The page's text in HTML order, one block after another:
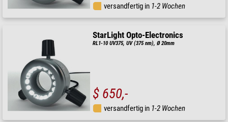
versandfertig in 1-2 Wochen
StarLight Opto-Electronics
RL1-10 UV375, UV (375 nm), Ø 20mm
$ 650,-
versandfertig in 1-2 Wochen